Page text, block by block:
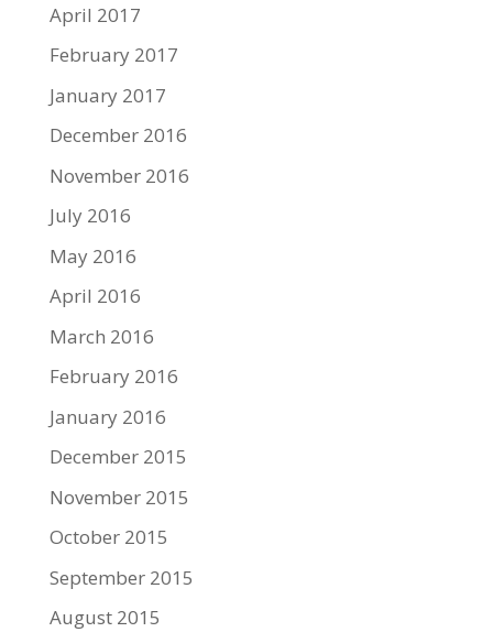
April 2017
February 2017
January 2017
December 2016
November 2016
July 2016
May 2016
April 2016
March 2016
February 2016
January 2016
December 2015
November 2015
October 2015
September 2015
August 2015